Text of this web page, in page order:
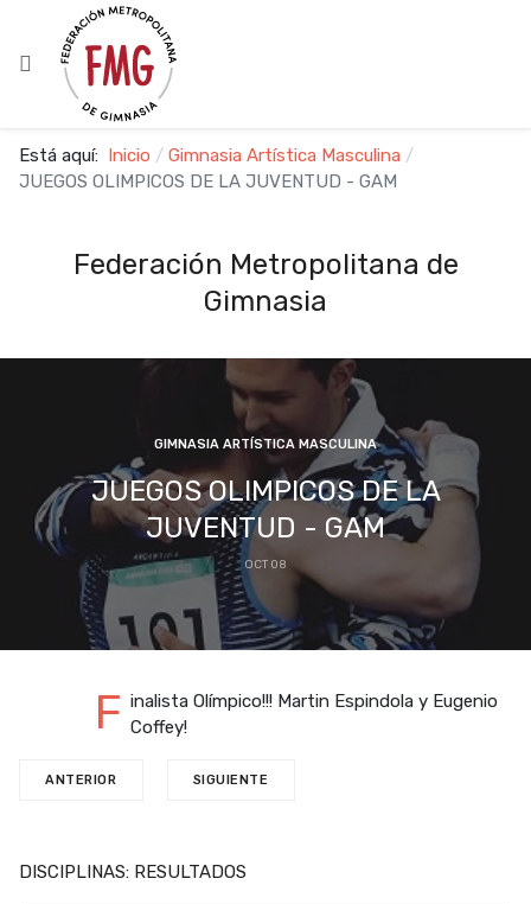
Está aquí: Inicio
Gimnasia Artística Masculina
JUEGOS OLIMPICOS DE LA JUVENTUD - GAM
Federación Metropolitana de
Gimnasia
GIMNASIA ARTÍSTICA MASCULINA
JUEGOS OLIMPICOS DE LA
JUVENTUD - GAM
OCT 08
F inalista Olímpico!!! Martin Espindola y Eugenio
Coffey!
ANTERIOR SIGUIENTE
DISCIPLINAS: RESULTADOS